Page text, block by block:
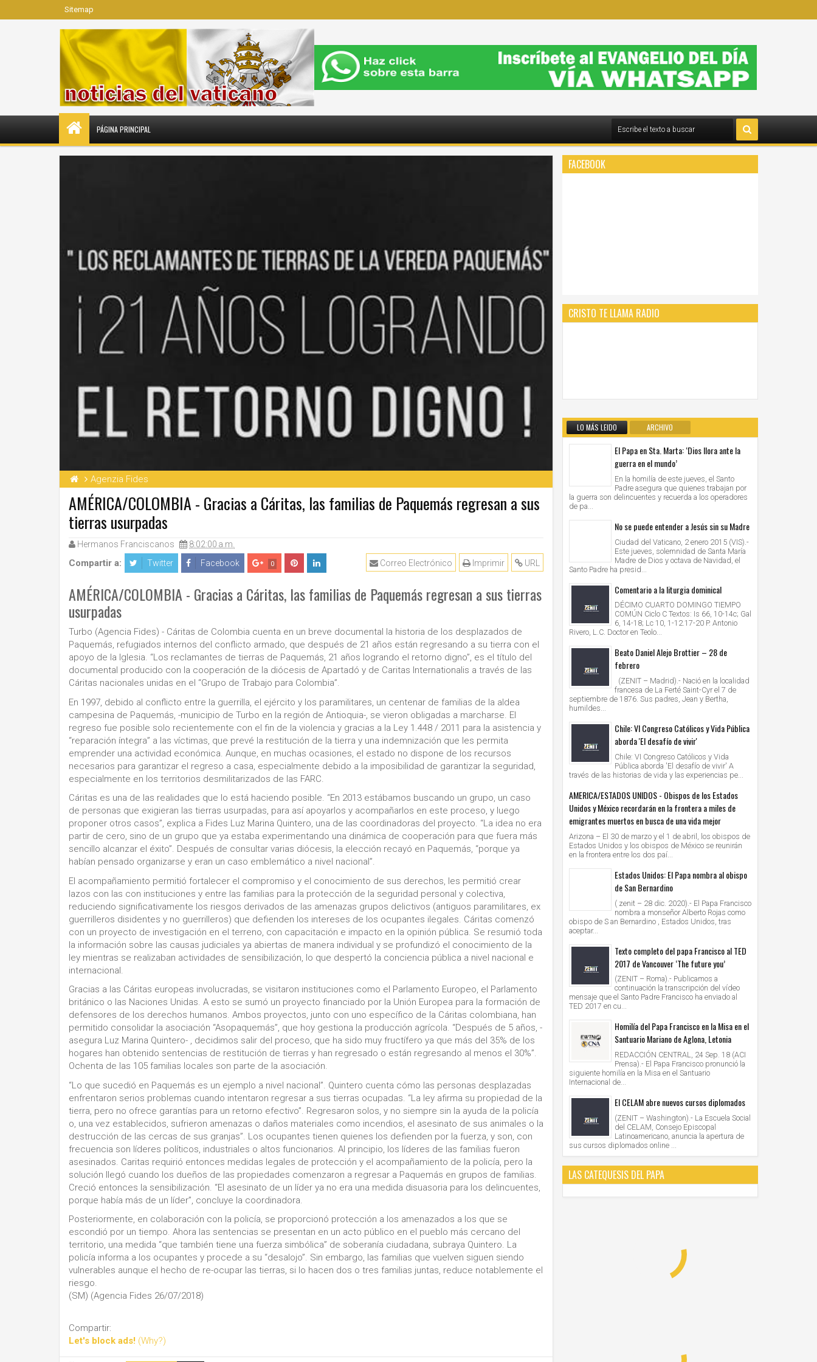
Sitemap
PÁGINA PRINCIPAL
Agenzia Fides
AMÉRICA/COLOMBIA - Gracias a Cáritas, las familias de Paquemás regresan a sus
tierras usurpadas
Hermanos Franciscanos 8:02:00 a.m.
Compartir a: Twitter Facebook 0 URL
Imprimir
Correo Electrónico
AMÉRICA/COLOMBIA - Gracias a Cáritas, las familias de Paquemás regresan a sus tierras
usurpadas
Turbo (Agencia Fides) - Cáritas de Colombia cuenta en un breve documental la historia de los desplazados de
Paquemás, refugiados internos del conflicto armado, que después de 21 años están regresando a su tierra con el
apoyo de la Iglesia. “Los reclamantes de tierras de Paquemás, 21 años logrando el retorno digno”, es el título del
documental producido con la cooperación de la diócesis de Apartadó y de Caritas Internationalis a través de las
Cáritas nacionales unidas en el “Grupo de Trabajo para Colombia”.
En 1997, debido al conflicto entre la guerrilla, el ejército y los paramilitares, un centenar de familias de la aldea
campesina de Paquemás, -municipio de Turbo en la región de Antioquia-, se vieron obligadas a marcharse. El
regreso fue posible solo recientemente con el fin de la violencia y gracias a la Ley 1.448 / 2011 para la asistencia y
“reparación íntegra” a las víctimas, que prevé la restitución de la tierra y una indemnización que les permita
emprender una actividad económica. Aunque, en muchas ocasiones, el estado no dispone de los recursos
necesarios para garantizar el regreso a casa, especialmente debido a la imposibilidad de garantizar la seguridad,
especialmente en los territorios desmilitarizados de las FARC.
Cáritas es una de las realidades que lo está haciendo posible. “En 2013 estábamos buscando un grupo, un caso
de personas que exigieran las tierras usurpadas, para así apoyarlos y acompañarlos en este proceso, y luego
proponer otros casos”, explica a Fides Luz Marina Quintero, una de las coordinadoras del proyecto. “La idea no era
partir de cero, sino de un grupo que ya estaba experimentando una dinámica de cooperación para que fuera más
sencillo alcanzar el éxito”. Después de consultar varias diócesis, la elección recayó en Paquemás, “porque ya
habían pensado organizarse y eran un caso emblemático a nivel nacional”.
El acompañamiento permitió fortalecer el compromiso y el conocimiento de sus derechos, les permitió crear
lazos con las con instituciones y entre las familias para la protección de la seguridad personal y colectiva,
reduciendo significativamente los riesgos derivados de las amenazas grupos delictivos (antiguos paramilitares, ex
guerrilleros disidentes y no guerrilleros) que defienden los intereses de los ocupantes ilegales. Cáritas comenzó
con un proyecto de investigación en el terreno, con capacitación e impacto en la opinión pública. Se resumió toda
la información sobre las causas judiciales ya abiertas de manera individual y se profundizó el conocimiento de la
ley mientras se realizaban actividades de sensibilización, lo que despertó la conciencia pública a nivel nacional e
internacional.
Gracias a las Cáritas europeas involucradas, se visitaron instituciones como el Parlamento Europeo, el Parlamento
británico o las Naciones Unidas. A esto se sumó un proyecto financiado por la Unión Europea para la formación de
defensores de los derechos humanos. Ambos proyectos, junto con uno específico de la Cáritas colombiana, han
permitido consolidar la asociación “Asopaquemás”, que hoy gestiona la producción agrícola. “Después de 5 años, -
asegura Luz Marina Quintero- , decidimos salir del proceso, que ha sido muy fructífero ya que más del 35% de los
hogares han obtenido sentencias de restitución de tierras y han regresado o están regresando al menos el 30%”.
Ochenta de las 105 familias locales son parte de la asociación.
“Lo que sucedió en Paquemás es un ejemplo a nivel nacional”. Quintero cuenta cómo las personas desplazadas
enfrentaron serios problemas cuando intentaron regresar a sus tierras ocupadas. “La ley afirma su propiedad de la
tierra, pero no ofrece garantías para un retorno efectivo”. Regresaron solos, y no siempre sin la ayuda de la policía
o, una vez establecidos, sufrieron amenazas o daños materiales como incendios, el asesinato de sus animales o la
destrucción de las cercas de sus granjas”. Los ocupantes tienen quienes los defienden por la fuerza, y son, con
frecuencia son líderes políticos, industriales o altos funcionarios. Al principio, los líderes de las familias fueron
asesinados. Caritas requirió entonces medidas legales de protección y el acompañamiento de la policía, pero la
solución llegó cuando los dueños de las propiedades comenzaron a regresar a Paquemás en grupos de familias.
Creció entonces la sensibilización. “El asesinato de un líder ya no era una medida disuasoria para los delincuentes,
porque había más de un líder”, concluye la coordinadora.
Posteriormente, en colaboración con la policía, se proporcionó protección a los amenazados a los que se
escondió por un tiempo. Ahora las sentencias se presentan en un acto público en el pueblo más cercano del
territorio, una medida “que también tiene una fuerza simbólica” de soberanía ciudadana, subraya Quintero. La
policía informa a los ocupantes y procede a su “desalojo”. Sin embargo, las familias que vuelven siguen siendo
vulnerables aunque el hecho de re-ocupar las tierras, si lo hacen dos o tres familias juntas, reduce notablemente el
riesgo.
(SM) (Agencia Fides 26/07/2018)
Compartir:
Let's block ads! (Why?)
FACEBOOK
CRISTO TE LLAMA RADIO
LO MÁS LEIDO ARCHIVO
El Papa en Sta. Marta: ‘Dios llora ante la
guerra en el mundo’
En la homilía de este jueves, el Santo
Padre asegura que quienes trabajan por
la guerra son delincuentes y recuerda a los operadores
de pa...
No se puede entender a Jesús sin su Madre
Ciudad del Vaticano, 2 enero 2015 (VIS).-
Este jueves, solemnidad de Santa María
Madre de Dios y octava de Navidad, el
Santo Padre ha presid...
Comentario a la liturgia dominical
DÉCIMO CUARTO DOMINGO TIEMPO
COMÚN Ciclo C Textos: Is 66, 10-14c; Gal
6, 14-18; Lc 10, 1-12.17-20 P. Antonio
Rivero, L.C. Doctor en Teolo...
Beato Daniel Alejo Brottier – 28 de
febrero
(ZENIT – Madrid).- Nació en la localidad
francesa de La Ferté Saint-Cyr el 7 de
septiembre de 1876. Sus padres, Jean y Bertha,
humildes...
Chile: VI Congreso Católicos y Vida Pública
aborda 'El desafío de vivir'
Chile: VI Congreso Católicos y Vida
Pública aborda 'El desafío de vivir' A
través de las historias de vida y las experiencias pe...
AMERICA/ESTADOS UNIDOS - Obispos de los Estados
Unidos y México recordarán en la frontera a miles de
emigrantes muertos en busca de una vida mejor
Arizona – El 30 de marzo y el 1 de abril, los obispos de
Estados Unidos y los obispos de México se reunirán
en la frontera entre los dos paí...
Estados Unidos: El Papa nombra al obispo
de San Bernardino
( zenit – 28 dic. 2020).- El Papa Francisco
nombra a monseñor Alberto Rojas como
obispo de S an Bernardino , Estados Unidos, tras
aceptar...
Texto completo del papa Francisco al TED
2017 de Vancouver ‘The future you’
(ZENIT – Roma).- Publicamos a
continuación la transcripción del vídeo
mensaje que el Santo Padre Francisco ha enviado al
TED 2017 en cu...
Homilía del Papa Francisco en la Misa en el
Santuario Mariano de Aglona, Letonia
REDACCIÓN CENTRAL, 24 Sep. 18 (ACI
Prensa).- El Papa Francisco pronunció la
siguiente homilía en la Misa en el Santuario
Internacional de...
El CELAM abre nuevos cursos diplomados
(ZENIT – Washington).- La Escuela Social
del CELAM, Consejo Episcopal
Latinoamericano, anuncia la apertura de
sus cursos diplomados online ...
LAS CATEQUESIS DEL PAPA